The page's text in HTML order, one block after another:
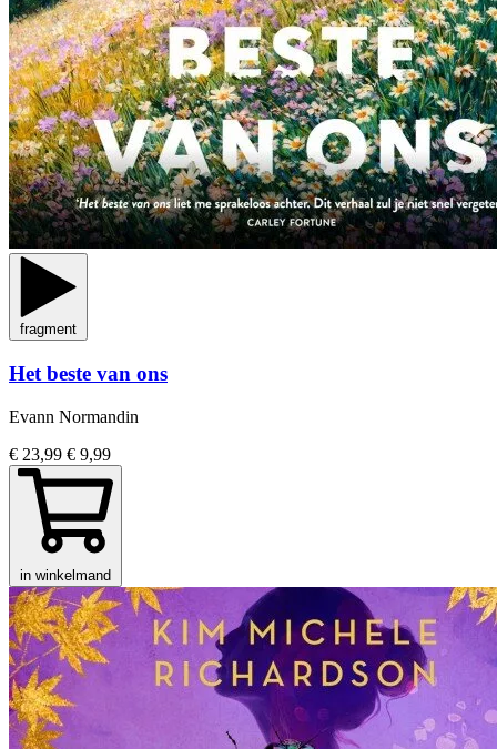
fragment
Het beste van ons
Evann Normandin
€ 23,99 € 9,99
in winkelmand